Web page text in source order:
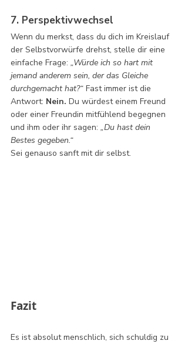
7. Perspektivwechsel
Wenn du merkst, dass du dich im Kreislauf
der Selbstvorwürfe drehst, stelle dir eine
einfache Frage: „Würde ich so hart mit
jemand anderem sein, der das Gleiche
durchgemacht hat?“ Fast immer ist die
Antwort: Nein. Du würdest einem Freund
oder einer Freundin mitfühlend begegnen
und ihm oder ihr sagen: „Du hast dein
Bestes gegeben.“
Sei genauso sanft mit dir selbst.
Fazit
Es ist absolut menschlich, sich schuldig zu